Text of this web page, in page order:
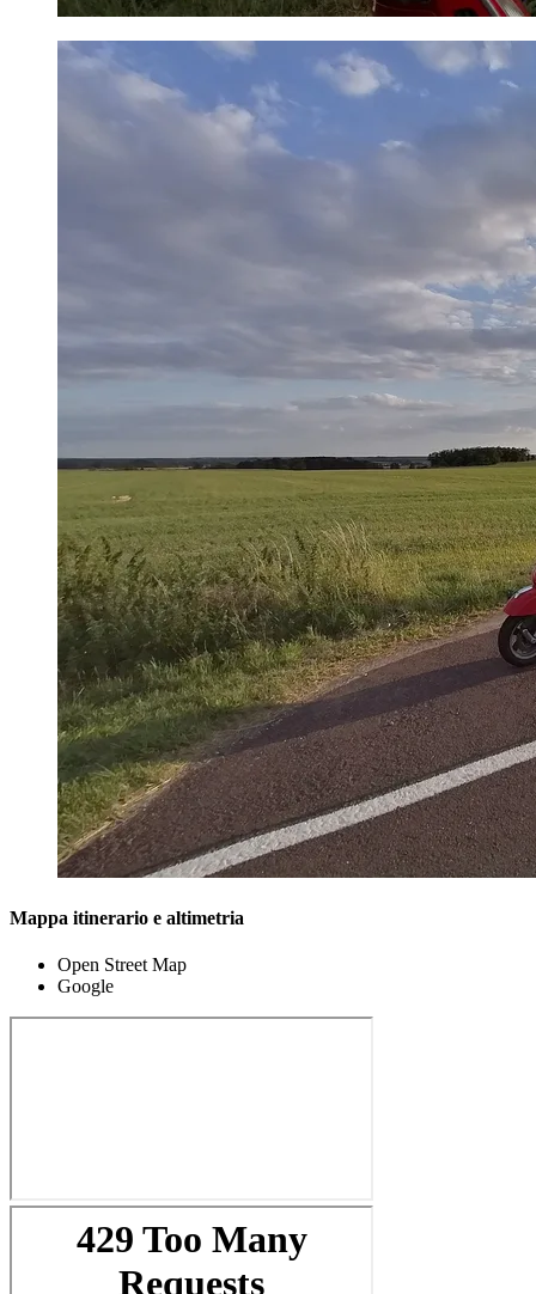
Mappa itinerario e altimetria
Open Street Map
Google